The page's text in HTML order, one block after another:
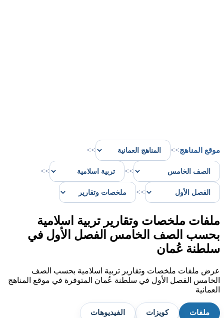
موقع المناهج>>
>>
>>
>>
>>
ملفات ملخصات وتقارير تربية اسلامية
بحسب الصف الخامس الفصل الأول في
سلطنة عُمان
عرض ملفات ملخصات وتقارير تربية اسلامية بحسب الصف
الخامس الفصل الأول في سلطنة عُمان المتوفرة في موقع المناهج
العمانية
ملفات كويزات الفيديوهات